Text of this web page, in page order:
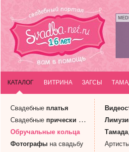
КАТАЛОГ ВИТРИНА ЗАГСЫ
Свадебные платья
Свадебные прически
Обручальные кольца
Фотографы на свадьбу
Тамада